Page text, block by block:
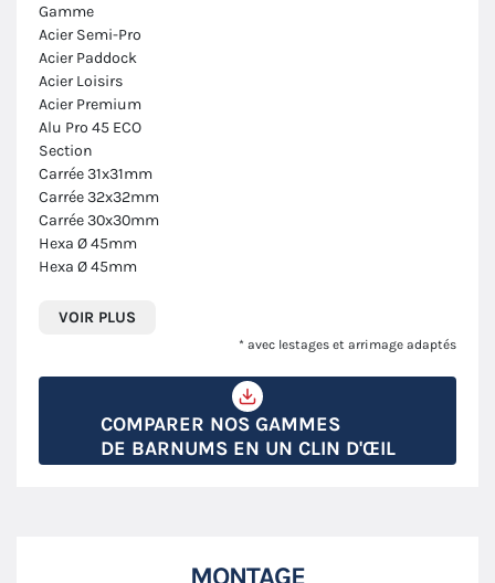
Gamme
Acier Semi-Pro
Acier Paddock
Acier Loisirs
Acier Premium
Alu Pro 45 ECO
Section
Carrée 31x31mm
Carrée 32x32mm
Carrée 30x30mm
Hexa Ø 45mm
Hexa Ø 45mm
VOIR PLUS
* avec lestages et arrimage adaptés
COMPARER NOS GAMMES
DE BARNUMS EN UN CLIN D'ŒIL
MONTAGE